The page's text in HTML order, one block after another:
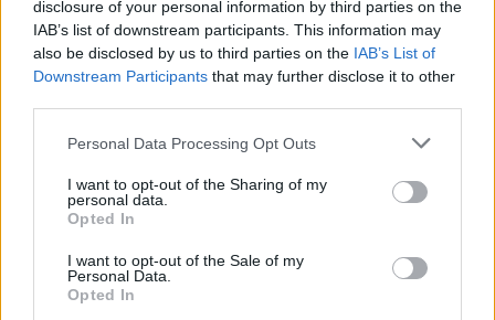
disclosure of your personal information by third parties on the
IAB’s list of downstream participants. This information may
also be disclosed by us to third parties on the IAB’s List of
Downstream Participants that may further disclose it to other
Please note that this website/app uses one or more Google
not limited to your visit or usage behaviour. You may click to
grant or deny consent to Google and its third-party tags to
use your data for below specified purposes in below Google
consent section.
Personal Data Processing Opt Outs
I want to opt-out of the Sharing of my
personal data.
Opted In
I want to opt-out of the Sale of my
Personal Data.
Opted In